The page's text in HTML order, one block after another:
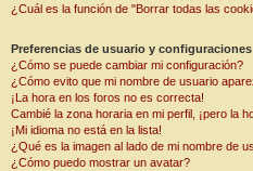
¿Cuál es la función de "Borrar todas las
Preferencias de usuario y configuraciones
¿Cómo se puede cambiar mi configuración?
¿Cómo evito que mi nombre de usuario
¡La hora en los foros no es correcta!
Cambié la zona horaria en mi perfil, ¡pero la
¡Mi idioma no está en la lista!
¿Qué es la imagen al lado de mi nombre de
¿Cómo puedo mostrar un avatar?